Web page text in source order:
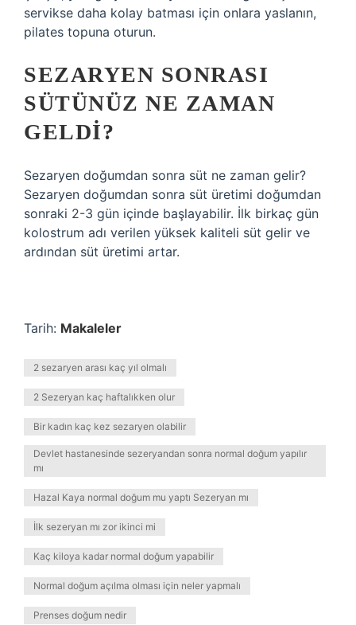
servikse daha kolay batması için onlara yaslanın,
pilates topuna oturun.
SEZARYEN SONRASI
SÜTÜNÜZ NE ZAMAN
GELDI?
Sezaryen doğumdan sonra süt ne zaman gelir?
Sezaryen doğumdan sonra süt üretimi doğumdan
sonraki 2-3 gün içinde başlayabilir. İlk birkaç gün
kolostrum adı verilen yüksek kaliteli süt gelir ve
ardından süt üretimi artar.
Tarih: Makaleler
2 sezaryen arası kaç yıl olmalı
2 Sezeryan kaç haftalıkken olur
Bir kadın kaç kez sezaryen olabilir
Devlet hastanesinde sezeryandan sonra normal doğum yapılır
mı
Hazal Kaya normal doğum mu yaptı Sezeryan mı
İlk sezeryan mı zor ikinci mi
Kaç kiloya kadar normal doğum yapabilir
Normal doğum açılma olması için neler yapmalı
Prenses doğum nedir